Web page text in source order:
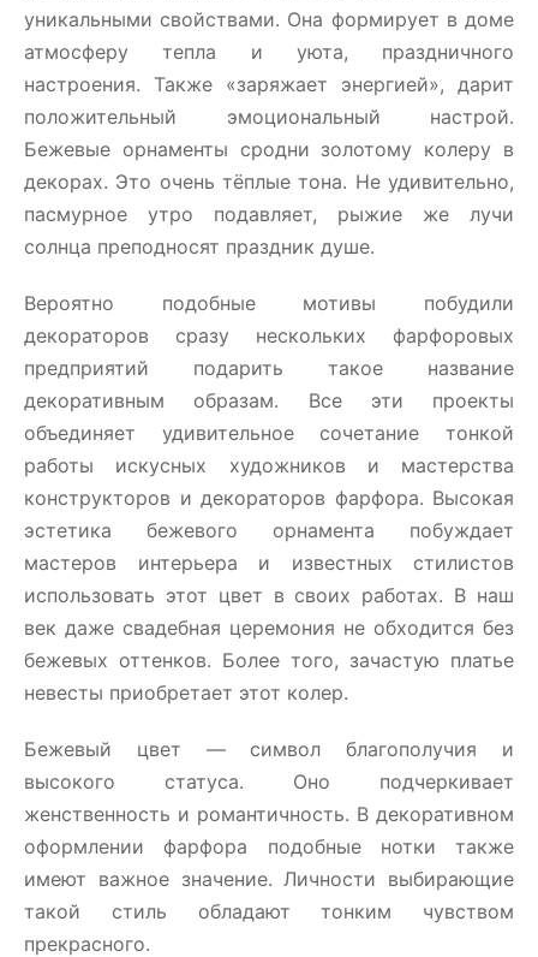
уникальными свойствами. Она формирует в доме
атмосферу тепла и уюта, праздничного
настроения. Также «заряжает энергией», дарит
положительный эмоциональный настрой.
Бежевые орнаменты сродни золотому колеру в
декорах. Это очень тёплые тона. Не удивительно,
пасмурное утро подавляет, рыжие же лучи
солнца преподносят праздник душе.
Вероятно подобные мотивы побудили
декораторов сразу нескольких фарфоровых
предприятий подарить такое название
декоративным образам. Все эти проекты
объединяет удивительное сочетание тонкой
работы искусных художников и мастерства
конструкторов и декораторов фарфора. Высокая
эстетика бежевого орнамента побуждает
мастеров интерьера и известных стилистов
использовать этот цвет в своих работах. В наш
век даже свадебная церемония не обходится без
бежевых оттенков. Более того, зачастую платье
невесты приобретает этот колер.
Бежевый цвет — символ благополучия и
высокого статуса. Оно подчеркивает
женственность и романтичность. В декоративном
оформлении фарфора подобные нотки также
имеют важное значение. Личности выбирающие
такой стиль обладают тонким чувством
прекрасного.